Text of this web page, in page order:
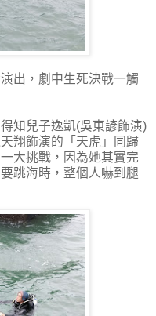
出，劇中生死決戰一觸
知兒子逸凱(吳東諺飾演)
翔飾演的「天虎」同歸
大挑戰，因為她其實完
跳海時，整個人嚇到腿